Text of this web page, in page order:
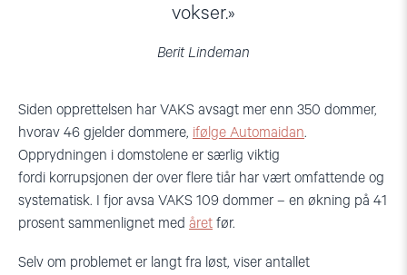
vokser.
Berit Lindeman
Siden opprettelsen har VAKS avsagt mer enn 350 dommer,
hvorav 46 gjelder dommere, ifølge Automaidan.
Opprydningen i domstolene er særlig viktig
fordi korrupsjonen der over flere tiår har vært omfattende og
systematisk. I fjor avsa VAKS 109 dommer – en økning på 41
prosent sammenlignet med året før.
Selv om problemet er langt fra løst, viser antallet